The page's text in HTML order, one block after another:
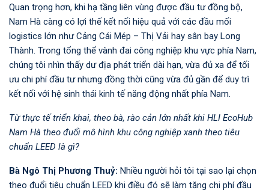
Quan trọng hơn, khi hạ tầng liên vùng được đầu tư đồng bộ,
Nam Hà càng có lợi thế kết nối hiệu quả với các đầu mối
logistics lớn như Cảng Cái Mép – Thị Vải hay sân bay Long
Thành. Trong tổng thể vành đai công nghiệp khu vực phía Nam,
chúng tôi nhìn thấy dư địa phát triển dài hạn, vừa đủ xa để tối
ưu chi phí đầu tư nhưng đồng thời cũng vừa đủ gần để duy trì
kết nối với hệ sinh thái kinh tế năng động nhất phía Nam.
Từ thực tế triển khai, theo bà, rào cản lớn nhất khi HLI EcoHub
Nam Hà theo đuổi mô hình khu công nghiệp xanh theo tiêu
chuẩn LEED là gì?
Bà Ngô Thị Phương Thuỷ: Nhiều người hỏi tôi tại sao lại chọn
theo đuổi tiêu chuẩn LEED khi điều đó sẽ làm tăng chi phí đầu